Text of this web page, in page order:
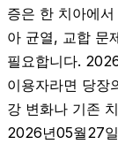
증은 한 치아에
아 균열, 교합 문
필요합니다.
이용자라면 당장
강 변화나 기존
2026년05월27